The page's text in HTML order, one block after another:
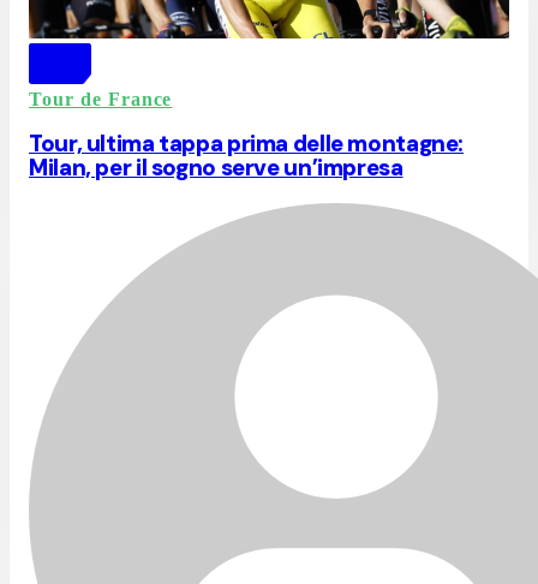
Tour de France
Tour, ultima tappa prima delle montagne:
Milan, per il sogno serve un’impresa